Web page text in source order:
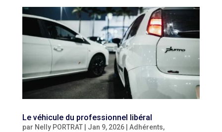
Le véhicule du professionnel libéral
par Nelly PORTRAT| Jan 9, 2026| Adhérents,